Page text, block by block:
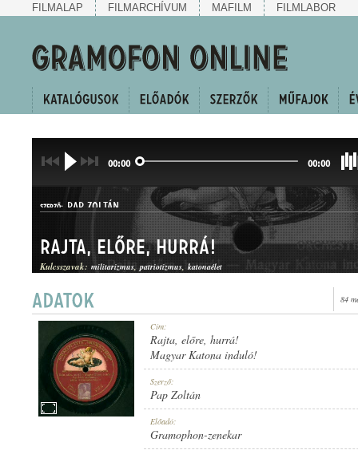
FILMALAP FILMARCHÍVUM MAFILM FILMLABOR
00:00 00:00
SZERZŐ: PAP ZOLTÁN
INDULÓ
1915 KÖRÜL
Rajta, előre, hurrá!
Kulcsszavak: militarizmus patriotizmus katonaélet
84
Cím:
Rajta, előre, hurrá!
Magyar Katona induló!
Szerző:
Pap Zoltán
Előadó:
Gramophon-zenekar